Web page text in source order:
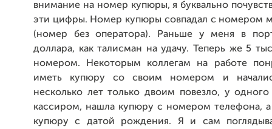
внимание на номер купюры, я буквально
эти цифры. Номер купюры совпадал с номером
(номер без оператора). Раньше у меня в
доллара, как талисман на удачу. Теперь же 5
номером. Некоторым коллегам на работе
иметь купюру со своим номером и
несколько лет только двоим повезло, у
кассиром, нашла купюру с номером телефона,
купюру с датой рождения. Я и сам